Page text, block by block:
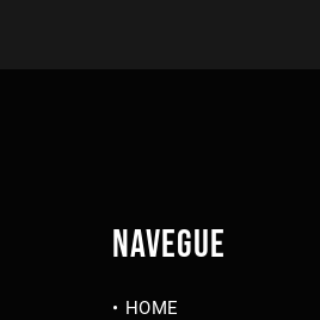
NAVEGUE
HOME